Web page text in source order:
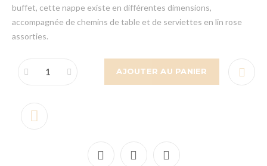
buffet, cette nappe existe en différentes dimensions,
accompagnée de chemins de table et de serviettes en lin rose
assorties.
AJOUTER AU PANIER